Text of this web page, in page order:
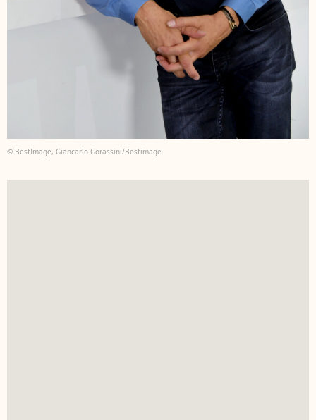
© BestImage, Giancarlo Gorassini/Bestimage